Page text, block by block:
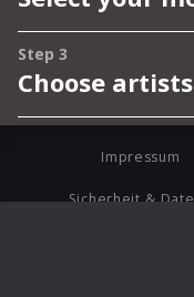
Impressum
Sicherheit &